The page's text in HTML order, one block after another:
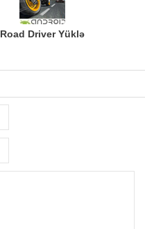
Road Driver Yüklə